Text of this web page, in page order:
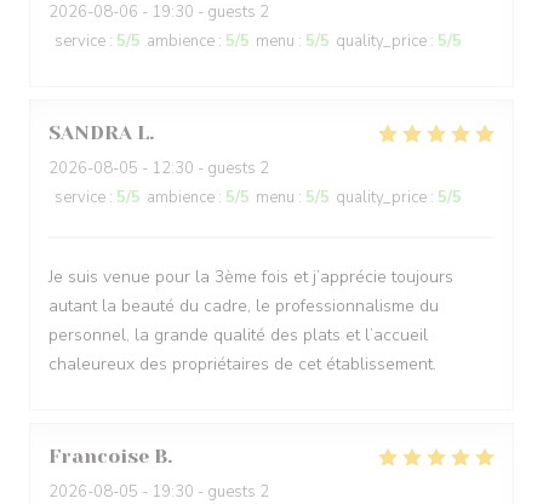
2026-08-06 - 19:30 - guests 2
service : 5/5 ambience : 5/5 menu : 5/5 quality_price : 5/5
SANDRA L
2026-08-05 - 12:30 - guests 2
service : 5/5 ambience : 5/5 menu : 5/5 quality_price : 5/5
Je suis venue pour la 3ème fois et j’apprécie toujours
autant la beauté du cadre, le professionnalisme du
personnel, la grande qualité des plats et l’accueil
chaleureux des propriétaires de cet établissement.
Francoise B
2026-08-05 - 19:30 - guests 2